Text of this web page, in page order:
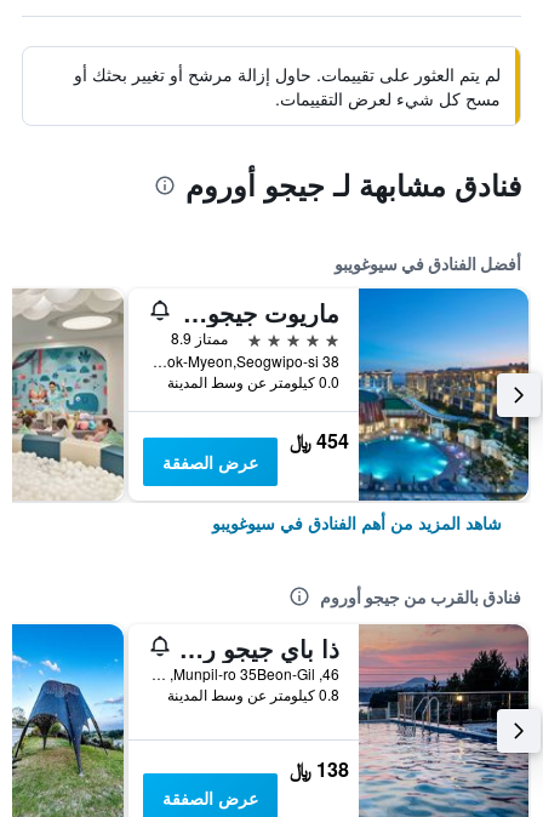
لم يتم العثور على تقييمات. حاول إزالة مرشح أو تغيير بحثك أو
مسح كل شيء لعرض التقييمات.
فنادق مشابهة لـ جيجو أوروم
أفضل الفنادق في سيوغويبو
ماريوت جيجو شنوا وورلد هوتلز آند ريزورتس
5 نجوم
ممتاز 8.9
38 Sinhwayeoksa-ro 304Beon-Gil, Andeok-Myeon,Seogwipo-si, سيوغويبو, كوريا الجنوبية
0.0 كيلومتر عن وسط المدينة
454 ﷼
عرض الصفقة
شاهد المزيد من أهم الفنادق في سيوغويبو
فنادق بالقرب من جيجو أوروم
ذا باي جيجو ريزورت
46, Munpil-ro 35Beon-Gil, سيوغويبو, كوريا الجنوبية
0.8 كيلومتر عن وسط المدينة
138 ﷼
عرض الصفقة